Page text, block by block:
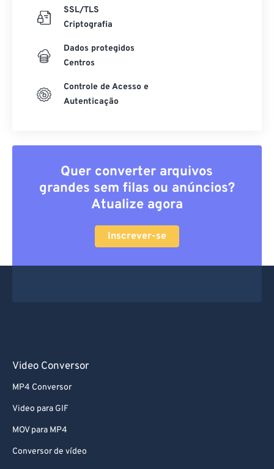
SSL/TLS
Criptografia
Dados protegidos
Centros
Controle de Acesso e
Autenticação
Quer converter arquivos
grandes sem filas ou anúncios?
Atualize agora
Inscrever-se
Video Conversor
MP4 Conversor
Video para GIF
MOV para MP4
Conversor de vídeo